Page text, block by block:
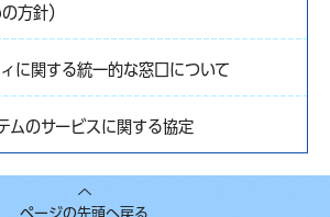
方針）
に関する統一的な窓口について
ムのサービスに関する協定
ページの先頭へ戻る